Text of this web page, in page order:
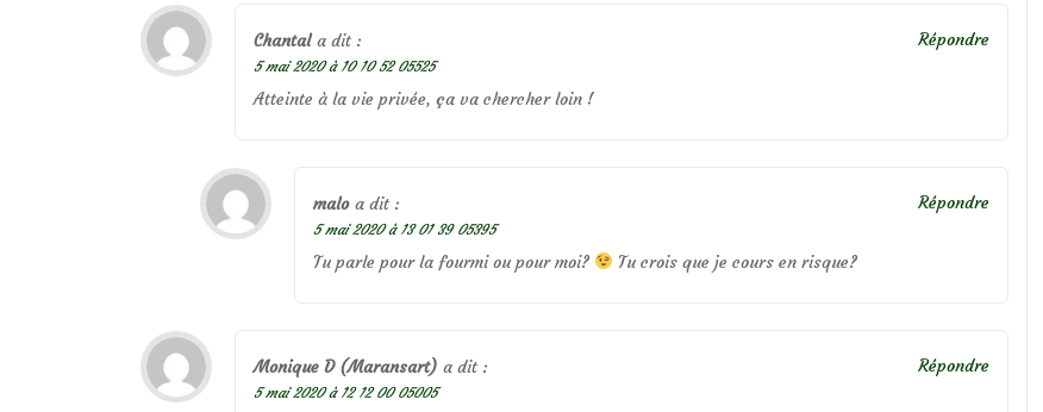
Chantal a dit :
5 mai 2020 à 10 10 52 05525
Atteinte à la vie privée, ça va chercher loin !
Répondre
malo a dit :
5 mai 2020 à 13 01 39 05395
Tu parle pour la fourmi ou pour moi? Tu crois que je cours en risque?
Répondre
Monique D (Maransart) a dit :
5 mai 2020 à 12 12 00 05005
Répondre